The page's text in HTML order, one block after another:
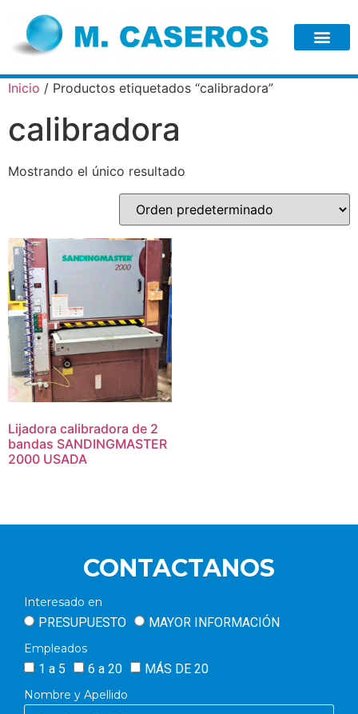
Inicio / Productos etiquetados “calibradora”
calibradora
Mostrando el único resultado
Lijadora calibradora de 2
bandas SANDINGMASTER
2000 USADA
CONTACTANOS
Interesado en
PRESUPUESTO MAYOR INFORMACIÓN
Empleados
1 a 5 6 a 20 MÁS DE 20
Nombre y Apellido